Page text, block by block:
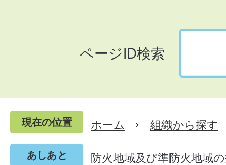
ページID検索
現在の位置 ホーム 組織から探す
あしあと 防火地域及び準防火地域